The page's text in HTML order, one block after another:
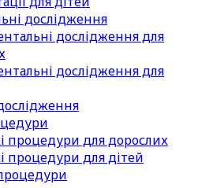
дослідження
дослідження для
дослідження для
процедури для дорослих
процедури для дітей